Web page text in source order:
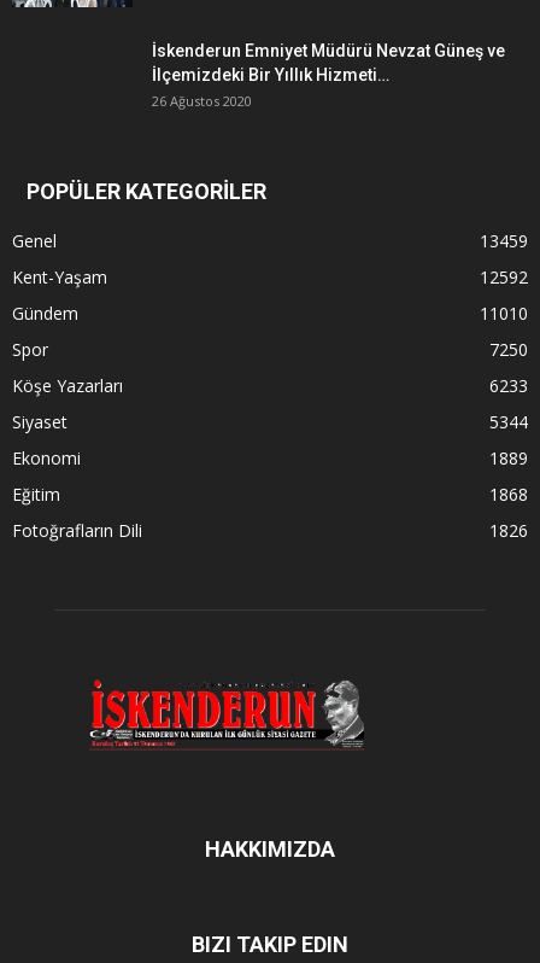
İskenderun Emniyet Müdürü Nevzat Güneş ve
İlçemizdeki Bir Yıllık Hizmeti…
26 Ağustos 2020
POPÜLER KATEGORİLER
Genel
13459
Kent-Yaşam
12592
Gündem
11010
Spor
7250
Köşe Yazarları
6233
Siyaset
5344
Ekonomi
1889
Eğitim
1868
Fotoğrafların Dili
1826
HAKKIMIZDA
BIZI TAKIP EDIN